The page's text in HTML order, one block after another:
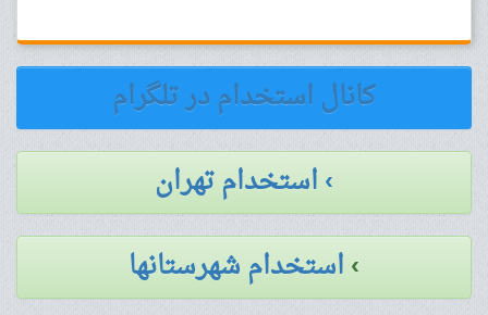
کانال استخدام در تلگرام
› استخدام تهران
›استخدام شهرستانها